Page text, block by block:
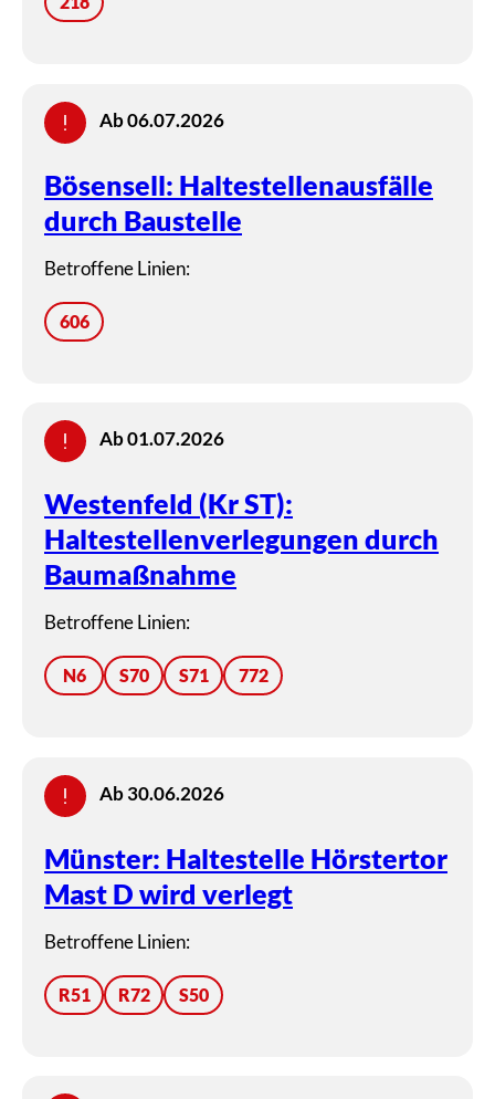
Ab 06.07.2026
Bösensell: Haltestellenausfälle
durch Baustelle
Betroffene Linien:
606
Ab 01.07.2026
Westenfeld (Kr ST):
Haltestellenverlegungen durch
Baumaßnahme
Betroffene Linien:
N6 S70 S71 772
Ab 30.06.2026
Münster: Haltestelle Hörstertor
Mast D wird verlegt
Betroffene Linien:
R51 R72 S50